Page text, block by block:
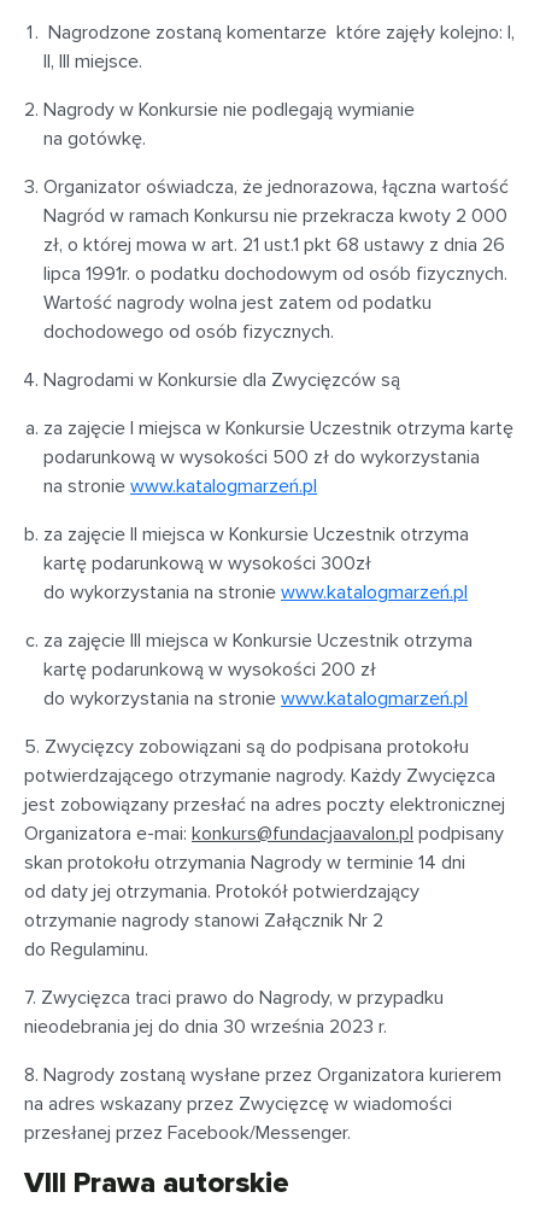
Nagrodzone zostaną komentarze które zajęły kolejno: I,
II, III miejsce.
Nagrody w Konkursie nie podlegają wymianie
na gotówkę.
Organizator oświadcza, że jednorazowa, łączna wartość
Nagród w ramach Konkursu nie przekracza kwoty 2 000
zł, o której mowa w art. 21 ust.1 pkt 68 ustawy z dnia 26
lipca 1991r. o podatku dochodowym od osób fizycznych.
Wartość nagrody wolna jest zatem od podatku
dochodowego od osób fizycznych.
Nagrodami w Konkursie dla Zwycięzców są
za zajęcie I miejsca w Konkursie Uczestnik otrzyma kartę
podarunkową w wysokości 500 zł do wykorzystania
na stronie www.katalogmarzeń.pl
za zajęcie II miejsca w Konkursie Uczestnik otrzyma
kartę podarunkową w wysokości 300zł
do wykorzystania na stronie www.katalogmarzeń.pl
za zajęcie III miejsca w Konkursie Uczestnik otrzyma
kartę podarunkową w wysokości 200 zł
do wykorzystania na stronie www.katalogmarzeń.pl
5. Zwycięzcy zobowiązani są do podpisana protokołu
potwierdzającego otrzymanie nagrody. Każdy Zwycięzca
jest zobowiązany przesłać na adres poczty elektronicznej
Organizatora e-mai: konkurs@fundacjaavalon.pl podpisany
skan protokołu otrzymania Nagrody w terminie 14 dni
od daty jej otrzymania. Protokół potwierdzający
otrzymanie nagrody stanowi Załącznik Nr 2
do Regulaminu.
7. Zwycięzca traci prawo do Nagrody, w przypadku
nieodebrania jej do dnia 30 września 2023 r.
8. Nagrody zostaną wysłane przez Organizatora kurierem
na adres wskazany przez Zwycięzcę w wiadomości
przesłanej przez Facebook/Messenger.
VIII Prawa autorskie